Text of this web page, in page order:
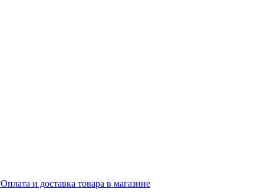
Оплата и доставка товара в магазине